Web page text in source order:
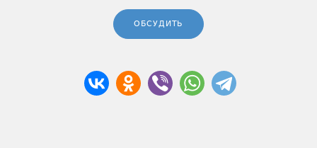
ОБСУДИТЬ